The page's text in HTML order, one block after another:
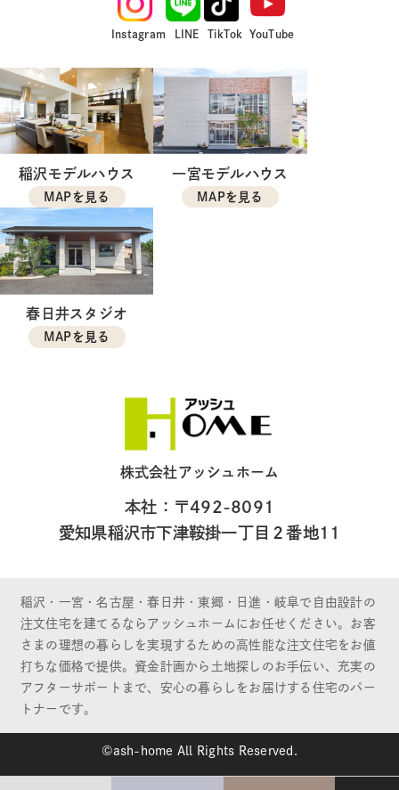
Instagram LINE TikTok YouTube
稲沢モデルハウス
MAPを見る
一宮モデルハウス
MAPを見る
春日井スタジオ
MAPを見る
株式会社アッシュホーム
本社：〒492-8091
愛知県稲沢市下津鞍掛一丁目２番地11
稲沢・一宮・名古屋・春日井・東郷・日進・岐阜で自由設計の
注文住宅を建てるならアッシュホームにお任せください。お客
さまの理想の暮らしを実現するための高性能な注文住宅をお値
打ちな価格で提供。資金計画から土地探しのお手伝い、充実の
アフターサポートまで、安心の暮らしをお届けする住宅のパー
トナーです。
©ash-home All Rights Reserved.